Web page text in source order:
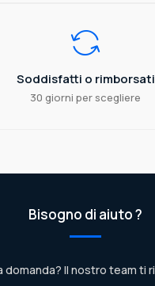
Soddisfatti o rimborsati
30 giorni per scegliere
Bisogno di aiuto ?
domanda? Il nostro team ti